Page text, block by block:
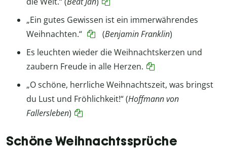
„Ein gutes Gewissen ist ein immerwährendes
Weihnachten.“
(Benjamin Franklin)
Es leuchten wieder die Weihnachtskerzen und
zaubern Freude in alle Herzen.
„O schöne, herrliche Weihnachtszeit, was bringst
du Lust und Fröhlichkeit!“ (Hoffmann von
Fallersleben)
Schöne Weihnachtssprüche